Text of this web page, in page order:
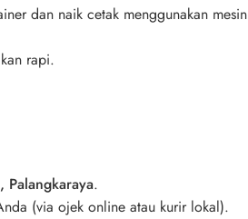
dan naik cetak menggunakan mesin
rapi.
Palangkaraya.
(via ojek online atau kurir lokal).